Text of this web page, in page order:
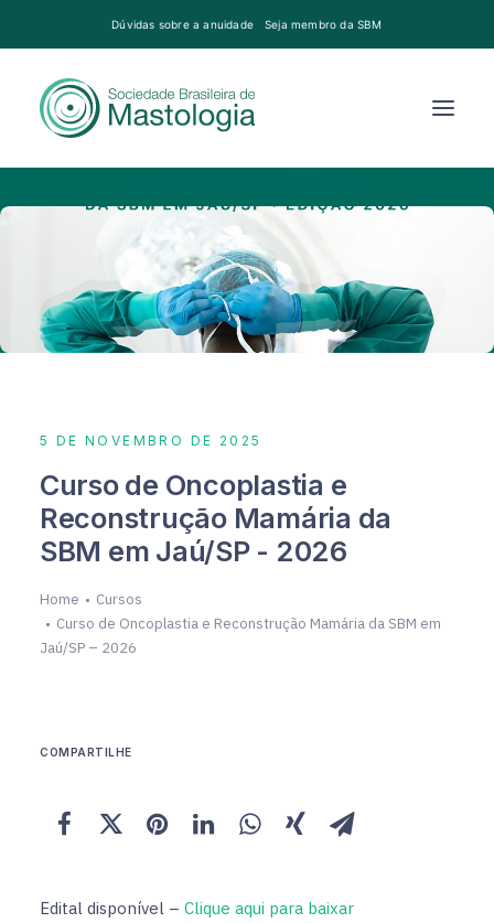
Dúvidas sobre a anuidade Seja membro da SBM
5 DE NOVEMBRO DE 2025
Curso de Oncoplastia e
Reconstrução Mamária da
SBM em Jaú/SP - 2026
Home
Cursos
Curso de Oncoplastia e Reconstrução Mamária da SBM em
Jaú/SP – 2026
COMPARTILHE
Edital disponível – Clique aqui para baixar